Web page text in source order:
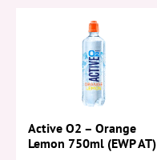
Active O2 – Orange
Lemon 750ml (EWP AT)